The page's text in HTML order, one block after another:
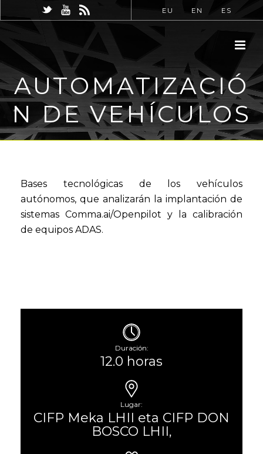
EU EN ES
AUTOMATIZACIÓ
N DE VEHÍCULOS
Bases tecnológicas de los vehículos
autónomos, que analizarán la implantación de
sistemas Comma.ai/Openpilot y la calibración
de equipos ADAS.
Duración:
12.0 horas
Lugar:
CIFP Meka LHII eta CIFP DON
BOSCO LHII,